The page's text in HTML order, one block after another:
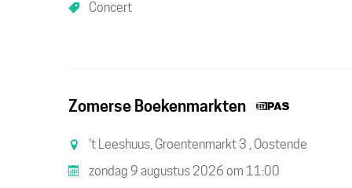
Concert
Zomerse Boekenmarkten
is
't Leeshuus, Groentenmarkt 3 , Oostende
zondag 9 augustus 2026 om 11:00